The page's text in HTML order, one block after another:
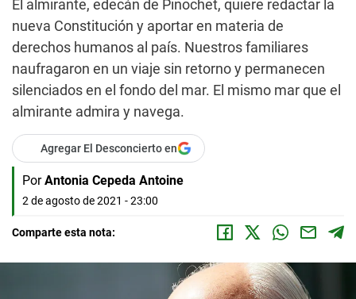
El almirante, edecán de Pinochet, quiere redactar la
nueva Constitución y aportar en materia de
derechos humanos al país. Nuestros familiares
naufragaron en un viaje sin retorno y permanecen
silenciados en el fondo del mar. El mismo mar que el
almirante admira y navega.
Agregar El Desconcierto en
Por Antonia Cepeda Antoine
2 de agosto de 2021 - 23:00
Comparte esta nota: